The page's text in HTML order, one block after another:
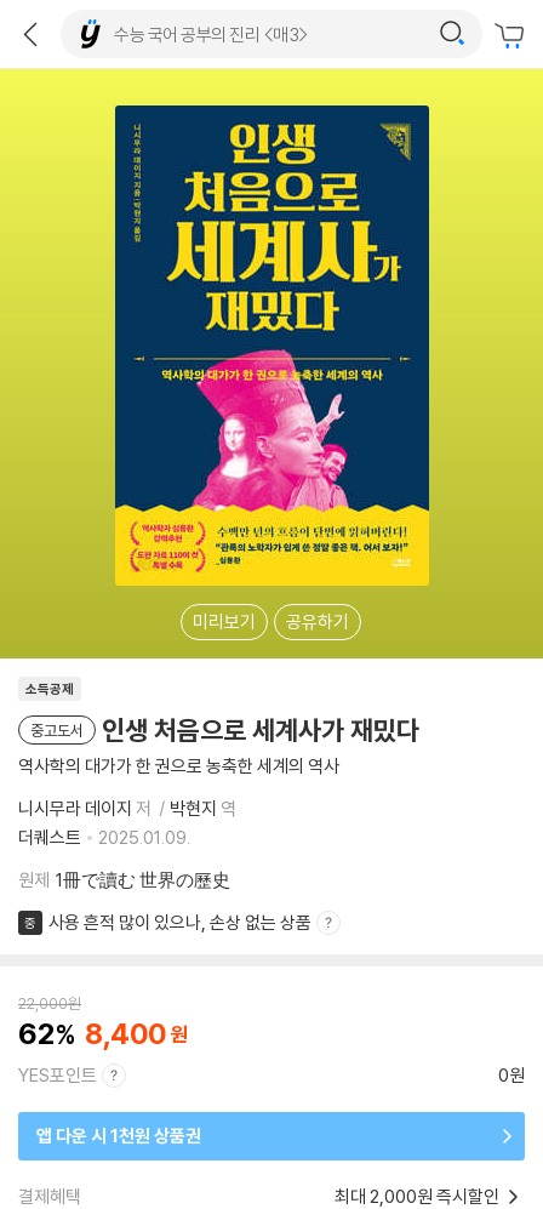
미리보기 공유하기
소득공제
중고도서 인생 처음으로 세계사가 재밌다
역사학의 대가가 한 권으로 농축한 세계의 역사
니시무라 데이지 저 박현지 역
더퀘스트
2025.01.09.
원제 1冊で讀む 世界の歷史
중 사용 흔적 많이 있으나, 손상 없는 상품
22,000원
62 8,400
YES포인트 0원
앱 다운 시 1천원 상품권
결제혜택 최대 2,000원 즉시할인